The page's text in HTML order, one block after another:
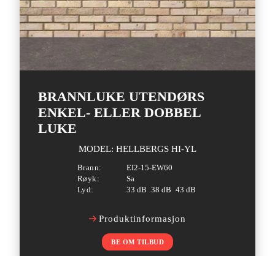
BRANNLUKE UTENDØRS
ENKEL- ELLER DOBBEL
LUKE
MODEL: HELLBERGS HI-YL
Brann:
EI2-15-EW60
Røyk:
Sa
Lyd:
33 dB 38 dB 43 dB
Produktinformasjon
BE OM TILBUD